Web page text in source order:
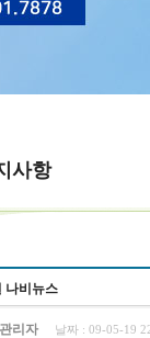
사항
나비뉴스
관리자 날짜 : 09-05-19